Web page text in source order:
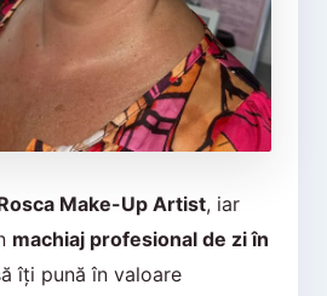
Make-Up Artist, iar
machiaj profesional de zi în
îți pună în valoare